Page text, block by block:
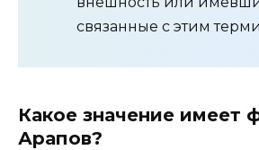
связанные с этим
Какое значение имеет
Арапов?